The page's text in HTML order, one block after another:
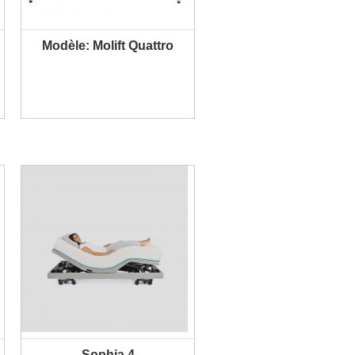
Modèle: Molift Quattro
PLUS D'INFORMATION